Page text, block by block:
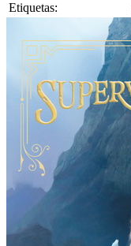
Etiquetas: